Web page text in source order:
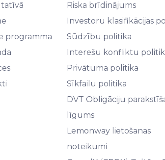
programma
Riska brīdinājums
Investoru klasifikācijas
Sūdzību politika
Interešu konfliktu
Privātuma politika
Sīkfailu politika
DVT Obligāciju
līgums
Lemonway lietošanas
noteikumi